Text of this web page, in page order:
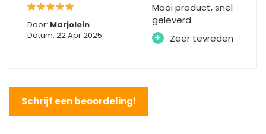
Door: Marjolein
Datum: 22 Apr 2025
Mooi product, snel
geleverd.
+ Zeer tevreden
Schrijf een beoordeling!